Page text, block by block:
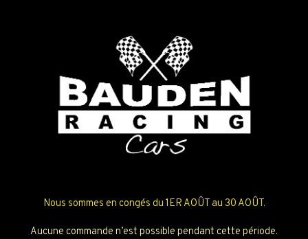
Nous sommes en congés du 1ER AOÛT au 30 AOÛT.
Aucune commande n’est possible pendant cette période.